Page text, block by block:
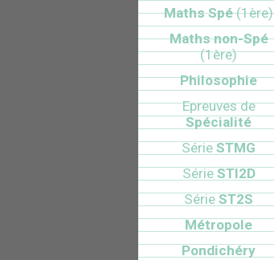
Maths Spé(1ère)
Maths non-Spé
(1ère)
Philosophie
Epreuves de
Spécialité
Série STMG
SérieSTI2D
Série ST2S
Métropole
Pondichéry